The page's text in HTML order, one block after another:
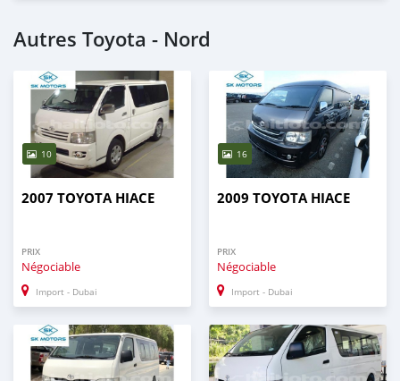
Autres Toyota - Nord
10
2007 TOYOTA HIACE
PRIX
Négociable
Import - Dubai
16
2009 TOYOTA HIACE
PRIX
Négociable
Import - Dubai